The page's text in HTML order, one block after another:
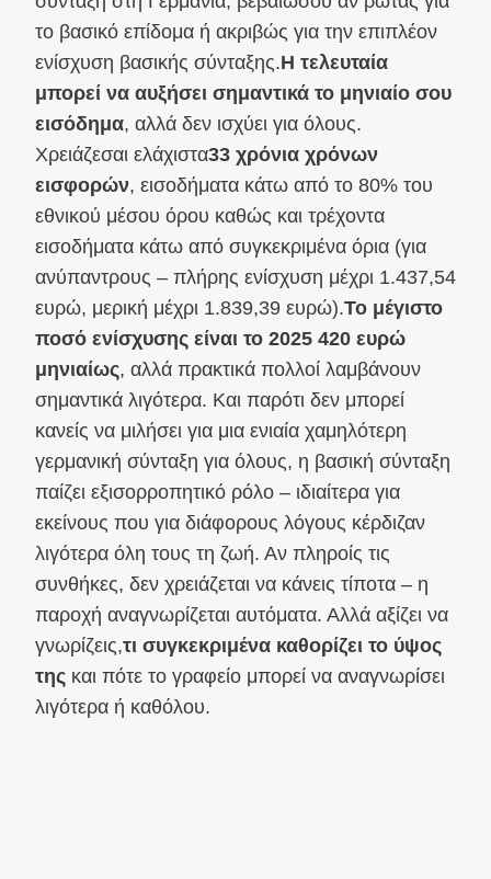
το βασικό επίδομα ή ακριβώς για την επιπλέον
ενίσχυση βασικής σύνταξης.Η τελευταία
μπορεί να αυξήσει σημαντικά το μηνιαίο σου
εισόδημα, αλλά δεν ισχύει για όλους.
Χρειάζεσαι ελάχιστα33 χρόνια χρόνων
εισφορών, εισοδήματα κάτω από το 80% του
εθνικού μέσου όρου καθώς και τρέχοντα
εισοδήματα κάτω από συγκεκριμένα όρια (για
ανύπαντρους – πλήρης ενίσχυση μέχρι 1.437,54
ευρώ, μερική μέχρι 1.839,39 ευρώ).Το μέγιστο
ποσό ενίσχυσης είναι το 2025 420 ευρώ
μηνιαίως, αλλά πρακτικά πολλοί λαμβάνουν
σημαντικά λιγότερα. Και παρότι δεν μπορεί
κανείς να μιλήσει για μια ενιαία χαμηλότερη
γερμανική σύνταξη για όλους, η βασική σύνταξη
παίζει εξισορροπητικό ρόλο – ιδιαίτερα για
εκείνους που για διάφορους λόγους κέρδιζαν
λιγότερα όλη τους τη ζωή. Αν πληροίς τις
συνθήκες, δεν χρειάζεται να κάνεις τίποτα – η
παροχή αναγνωρίζεται αυτόματα. Αλλά αξίζει να
γνωρίζεις,τι συγκεκριμένα καθορίζει το ύψος
της και πότε το γραφείο μπορεί να αναγνωρίσει
λιγότερα ή καθόλου.